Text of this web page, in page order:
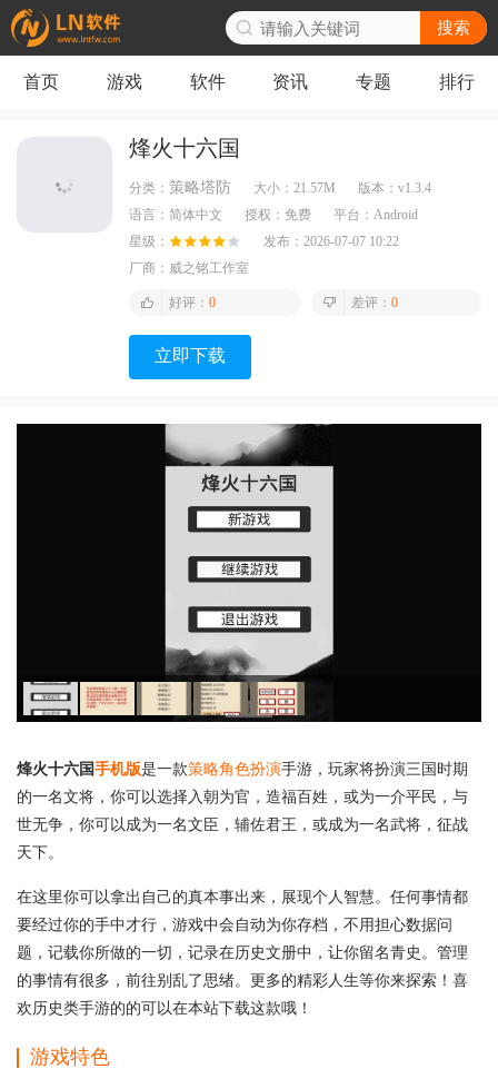
搜索
首页 游戏 软件 资讯 专题 排行
烽火十六国
分类： 策略塔防 大小： 21.57M 版本： v1.3.4
语言： 简体中文 授权： 免费 平台： Android
星级：
发布： 2026-07-07 10:22
厂商： 威之铭工作室
好评： 0 差评： 0
立即下载
烽火十六国手机版是一款策略角色扮演手游，玩家将扮演三国时期
的一名文将，你可以选择入朝为官，造福百姓，或为一介平民，与
世无争，你可以成为一名文臣，辅佐君王，或成为一名武将，征战
天下。
在这里你可以拿出自己的真本事出来，展现个人智慧。任何事情都
要经过你的手中才行，游戏中会自动为你存档，不用担心数据问
题，记载你所做的一切，记录在历史文册中，让你留名青史。管理
的事情有很多，前往别乱了思绪。更多的精彩人生等你来探索！喜
欢历史类手游的的可以在本站下载这款哦！
游戏特色